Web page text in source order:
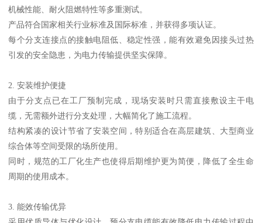
机械性能、耐火阻燃特性等多重测试。
产品符合国家相关行业标准及国际标准，并获得多项认证。
每个分支连接点的接触电阻低、稳定性强，能有效避免因接头过热
引发的安全隐患，为电力传输提供坚实保障。
2. 安装维护便捷
由于分支点已在工厂预制完成，现场安装时只需直接敷设主干电
缆，无需额外进行分支处理，大幅简化了施工流程。
结构紧凑的设计节省了安装空间，特别适合在高层建筑、大型商业
综合体等空间受限的场所使用。
同时，规范的工厂化生产也使得后期维护更为简便，降低了全生命
周期的使用成本。
3. 能效传输优异